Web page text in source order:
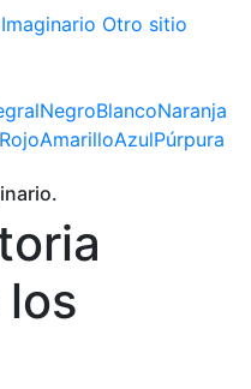
Otro sitio
NegroBlancoNaranja
RojoAmarilloAzulPúrpura